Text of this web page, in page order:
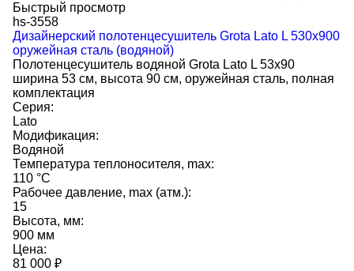
Быстрый просмотр
hs-3558
Дизайнерский полотенцесушитель Grota Lato L 530x900
оружейная сталь (водяной)
Полотенцесушитель водяной Grota Lato L 53х90
ширина 53 см, высота 90 см, оружейная сталь, полная
комплектация
Серия:
Lato
Модификация:
Водяной
Температура теплоносителя, max:
110 °C
Рабочее давление, max (атм.):
15
Высота, мм:
900 мм
Цена:
81 000 ₽